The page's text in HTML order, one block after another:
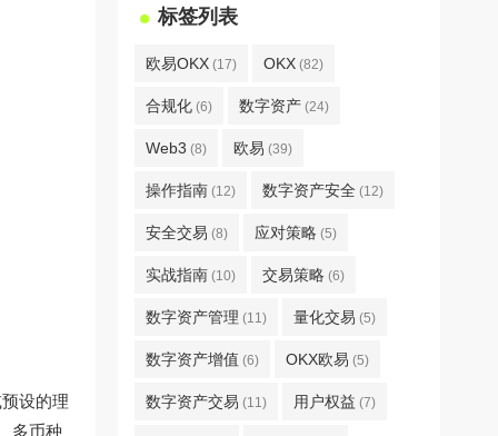
设的理
多币种
标签列表
欧易OKX (17) OKX (82)
合规化 (6) 数字资产 (24)
Web3 (8) 欧易 (39)
操作指南 (12) 数字资产安全 (12)
安全交易 (8) 应对策略 (5)
实战指南 (10) 交易策略 (6)
数字资产管理 (11) 量化交易 (5)
数字资产增值 (6) OKX欧易 (5)
数字资产交易 (11) 用户权益 (7)